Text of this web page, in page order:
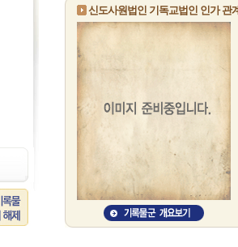
신도사원법인 기독교법인 인가 관